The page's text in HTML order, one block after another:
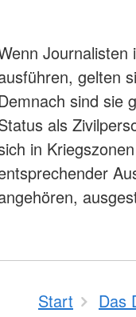
gelten
sind sie
als
in
Start Das